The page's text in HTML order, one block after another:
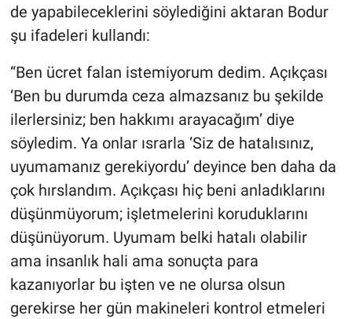
de yapabileceklerini söylediğini aktaran Bodur
şu ifadeleri kullandı:
“Ben ücret falan istemiyorum dedim. Açıkçası
‘Ben bu durumda ceza almazsanız bu şekilde
ilerlersiniz; ben hakkımı arayacağım’ diye
söyledim. Ya onlar ısrarla ‘Siz de hatalısınız,
uyumamanız gerekiyordu’ deyince ben daha da
çok hırslandım. Açıkçası hiç beni anladıklarını
düşünmüyorum; işletmelerini koruduklarını
düşünüyorum. Uyumam belki hatalı olabilir
ama insanlık hali ama sonuçta para
kazanıyorlar bu işten ve ne olursa olsun
gerekirse her gün makineleri kontrol etmeleri